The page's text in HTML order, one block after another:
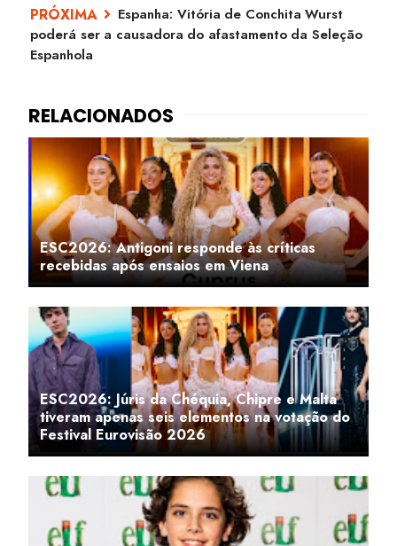
Espanha: Vitória de Conchita Wurst
poderá ser a causadora do afastamento da Seleção
Espanhola
ESC2026: Antigoni responde às críticas
recebidas após ensaios em Viena
ESC2026: Júris da Chéquia, Chipre e Malta
tiveram apenas seis elementos na votação do
Festival Eurovisão 2026